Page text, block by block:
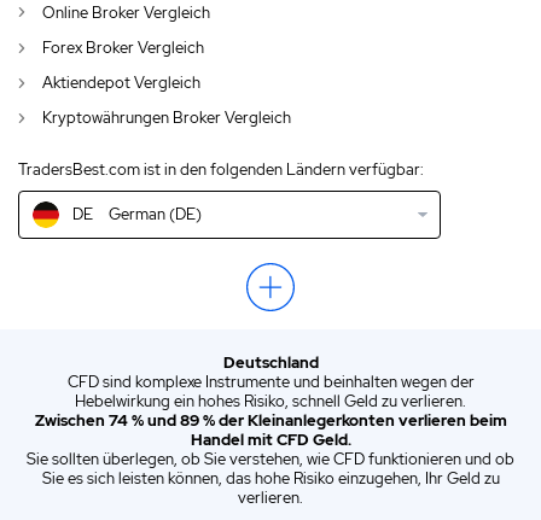
Online Broker Vergleich
Forex Broker Vergleich
Aktiendepot Vergleich
Kryptowährungen Broker Vergleich
TradersBest.com ist in den folgenden Ländern verfügbar:
English (CA)
GB English (UK)
IN English (IN)
NZ English (NZ)
US English (US)
IT Italian (IT)
DE German (DE)
Deutschland
CFD sind komplexe Instrumente und beinhalten wegen der
Hebelwirkung ein hohes Risiko, schnell Geld zu verlieren.
Zwischen 74 % und 89 % der Kleinanlegerkonten verlieren beim
Handel mit CFD Geld.
Sie sollten überlegen, ob Sie verstehen, wie CFD funktionieren und ob
Sie es sich leisten können, das hohe Risiko einzugehen, Ihr Geld zu
verlieren.
Unsere Top Alternative zu JFD Brokers:
Pepperstone Erfahrungen
75.2% der Kleinanlegerkonten verlieren
Geld beim CFD-Handel mit diesem